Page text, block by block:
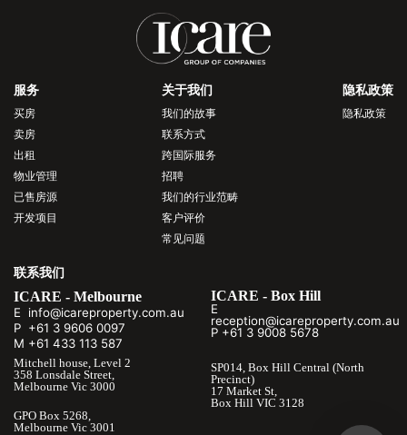
服务
买房
卖房
出租
物业管理
已售房源
开发项目
关于我们
我们的故事
联系方式
跨国际服务
招聘
我们的行业范畴
客户评价
常见问题
隐私政策
隐私政策
联系我们
ICARE - Melbourne
E info@icareproperty.com.au
P +61 3 9606 0097
M +61 433 113 587
Mitchell house, Level 2
358 Lonsdale Street,
Melbourne Vic 3000
GPO Box 5268,
Melbourne Vic 3001
ICARE - Box Hill
E
reception@icareproperty.com.au
P +61 3 9008 5678
SP014, Box Hill Central (North
Precinct)
17 Market St,
Box Hill VIC 3128